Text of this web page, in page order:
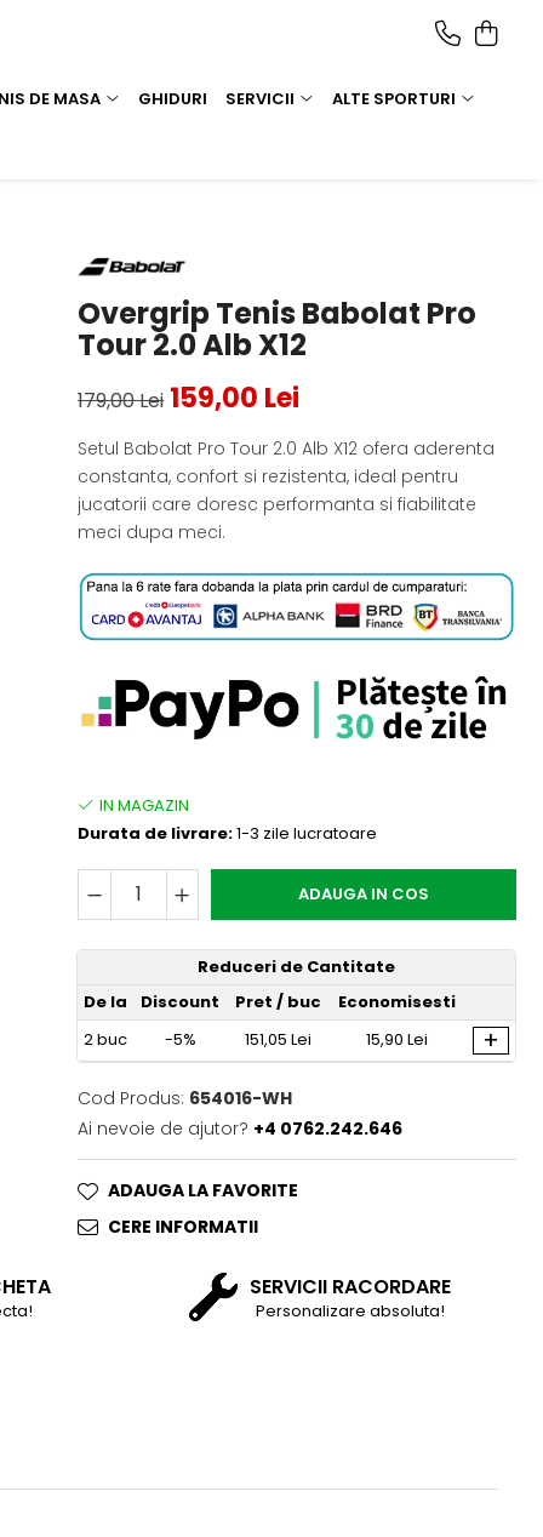
DE MASA GHIDURI SERVICII ALTE SPORTURI
Overgrip Tenis Babolat Pro
Tour 2.0 Alb X12
179,00 Lei 159,00 Lei
Setul Babolat Pro Tour 2.0 Alb X12 ofera aderenta
constanta, confort si rezistenta, ideal pentru
jucatorii care doresc performanta si fiabilitate
meci dupa meci.
Durata de livrare:1-3 zile lucratoare
ADAUGA IN COS
Reduceri de Cantitate
De la
Discount Pret / buc
Economisesti
2buc -5% 151,05 Lei 15,90 Lei +
Cod Produs: 654016-WH
Ai nevoie de ajutor? +4 0762.242.646
ADAUGA LA FAVORITE
CERE INFORMATII
SERVICII RACORDARE
Personalizare absoluta!